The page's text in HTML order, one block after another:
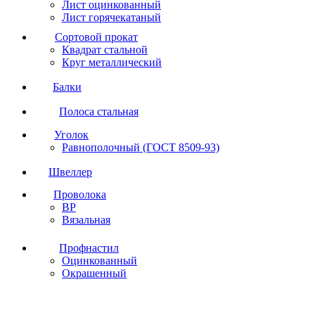
Лист оцинкованный
Лист горячекатаный
Сортовой прокат
Квадрат стальной
Круг металлический
Балки
Полоса стальная
Уголок
Равнополочный (ГОСТ 8509-93)
Швеллер
Проволока
ВР
Вязальная
Профнастил
Оцинкованный
Окрашенный